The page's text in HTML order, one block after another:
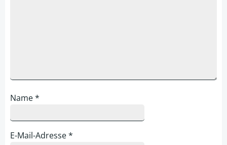
Name*
E-Mail-Adresse*